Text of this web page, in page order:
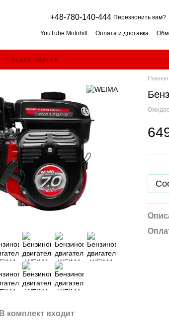
+48-780-140-444 Перезвонить вам?
YouTube Motohill Оплата и доставка
Косилка-мульчер для травы: как выбрать?
Дровокол: горизонтальный или
Генератор для дома: как подобрать
Impressum
В комплект входит
Главная